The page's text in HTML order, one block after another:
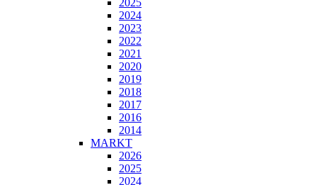
2025
2024
2023
2022
2021
2020
2019
2018
2017
2016
2014
MARKT
2026
2025
2024